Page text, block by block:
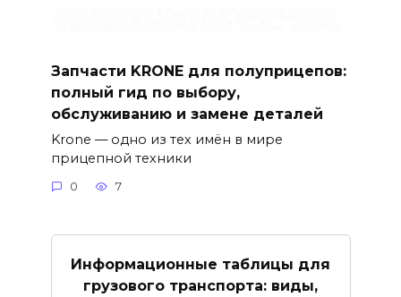
Запчасти KRONE для полуприцепов:
полный гид по выбору,
обслуживанию и замене деталей
Krone — одно из тех имён в мире
прицепной техники
0 7
Информационные таблицы для
грузового транспорта: виды,